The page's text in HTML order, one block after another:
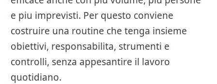
e piu imprevisti. Per questo conviene
costruire una routine che tenga insieme
obiettivi, responsabilita, strumenti e
controlli, senza appesantire il lavoro
quotidiano.